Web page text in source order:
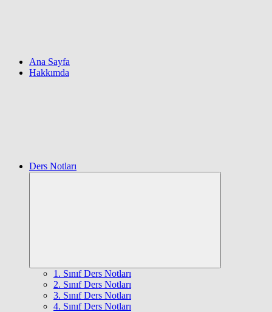
Ana Sayfa
Hakkımda
Ders Notları
1. Sınıf Ders Notları
2. Sınıf Ders Notları
3. Sınıf Ders Notları
4. Sınıf Ders Notları